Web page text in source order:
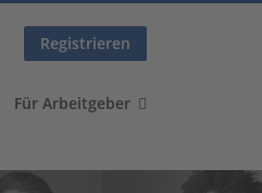
Registrieren
Für Arbeitgeber